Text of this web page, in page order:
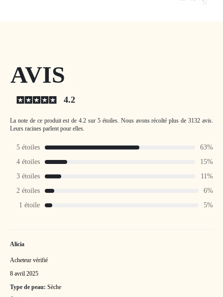
AVIS
4.2
La note de ce produit est de 4.2 sur 5 étoiles. Nous avons récolté plus de 3132 avis.
Leurs racines parlent pour elles.
5 étoiles
63%
4 étoiles
15%
3 étoiles
11%
2 étoiles
6%
1 étoile
5%
Alicia
Acheteur vérifié
8 avril 2025
Type de peau: Sèche